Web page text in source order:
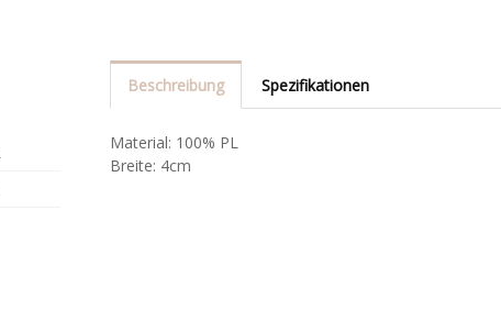
Beschreibung Spezifikationen
Material: 100% PL
Breite: 4cm